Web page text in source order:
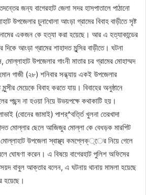
জন্য বাগেরহাট জেলা সদর হাসপাতালে পাঠানো
উপজেলার চুনাখোলা আংড়া গ্রামের বিবাহ বাড়ীতে সৃষ্ট
একজন কে হত্যা করা হয়েছে। আর এ হত্যাকান্ডের
দিকে আংড়া গ্রামের শাহাদত মুন্সির বাড়ীতে। ঘটনা
মোল্লাহাট উপজেলার গাংনী মাতার চর গ্রামের মোহাম্মদ
গাজী (২৮) শনিবার সন্ধ্যায় একই উপজেলার
মেয়েকে বিবাহ করতে যায়। বিবাহের অনুষ্ঠানে
পছন্দ না হওয়া নিয়ে উভয়পক্ষে কথাকাটি হয়।
(বোনের জামাই) পাশর্^বর্ত্তি খুলনা তেরখাদা
মোল্লার ছেলে আজিজুর মোল্লা কে বেধড়ক মারপিট
উপজেলা স্বাস্থ্য কমপ্লেক্্ের নিয়ে গেলে
ঘোষণা করেন। এ বিষয়ে বাগেরহাট পুলিশ অফিসের
বাবুল আক্তার বলেন, এ ঘটনায় থানায় মামলা হয়েছে
হয়েছে।